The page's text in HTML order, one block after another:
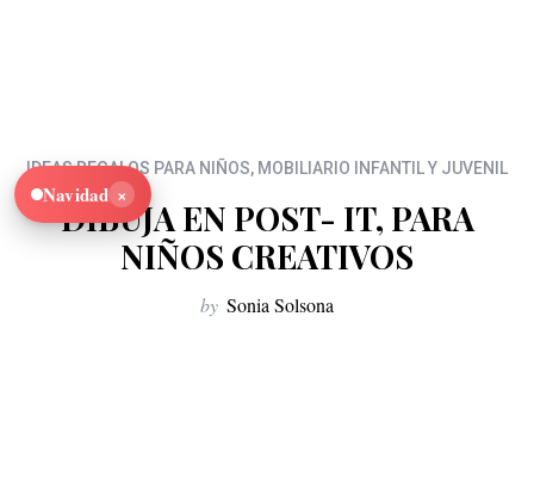
IDEAS REGALOS PARA NIÑOS, MOBILIARIO INFANTIL Y JUVENIL
DIBUJA EN POST- IT, PARA
NIÑOS CREATIVOS
by Sonia Solsona
Navidad ×